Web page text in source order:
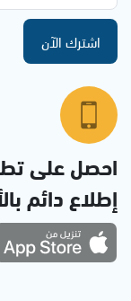
اشترك الآن
احصل على
إطلاع دائم